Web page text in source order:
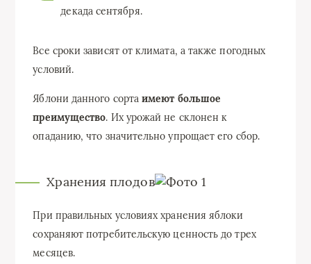
декада сентября.
Все сроки зависят от климата, а также погодных
условий.
Яблони данного сортаимеют большое
преимущество. Их урожай не склонен к
опаданию, что значительно упрощает его сбор.
Хранения плодов
При правильных условиях хранения яблоки
сохраняют потребительскую ценность до трех
месяцев.